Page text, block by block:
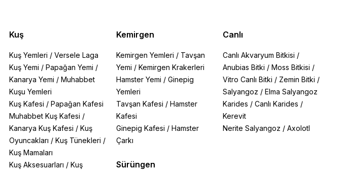
Kuş
Kuş Yemleri / Versele Laga
Kuş Yemi / Papağan Yemi /
Kanarya Yemi / Muhabbet
Kuşu Yemleri
Kuş Kafesi / Papağan Kafesi
Muhabbet Kuş Kafesi /
Kanarya Kuş Kafesi / Kuş
Oyuncakları / Kuş Tünekleri /
Kuş Mamaları
Kuş Aksesuarları / Kuş
Kemirgen
Kemirgen Yemleri / Tavşan
Yemi / Kemirgen Krakerleri
Hamster Yemi / Ginepig
Yemleri
Tavşan Kafesi / Hamster
Kafesi
Ginepig Kafesi / Hamster
Çarkı
Sürüngen
Canlı
Canlı Akvaryum Bitkisi /
Anubias Bitki /Moss Bitkisi /
Vitro Canlı Bitki / Zemin Bitki /
Salyangoz /Elma Salyangoz
Karides /Canlı Karides /
Kerevit
Nerite Salyangoz /Axolotl